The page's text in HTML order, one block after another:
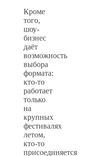
Кроме
того,
шоу-
бизнес
даёт
возможность
выбора
формата:
кто-то
работает
только
на
крупных
фестивалях
летом,
кто-то
присоединяется